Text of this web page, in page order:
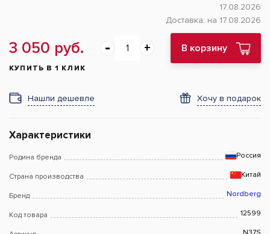
17.08.2026
Доставка: на 17.08.2026
3 050 руб. В корзину
КУПИТЬ В 1 КЛИК
Нашли дешевле Хочу в подарок
Характеристики
Родина бренда Россия
Страна производства Китай
Бренд Nordberg
Код товара 12599